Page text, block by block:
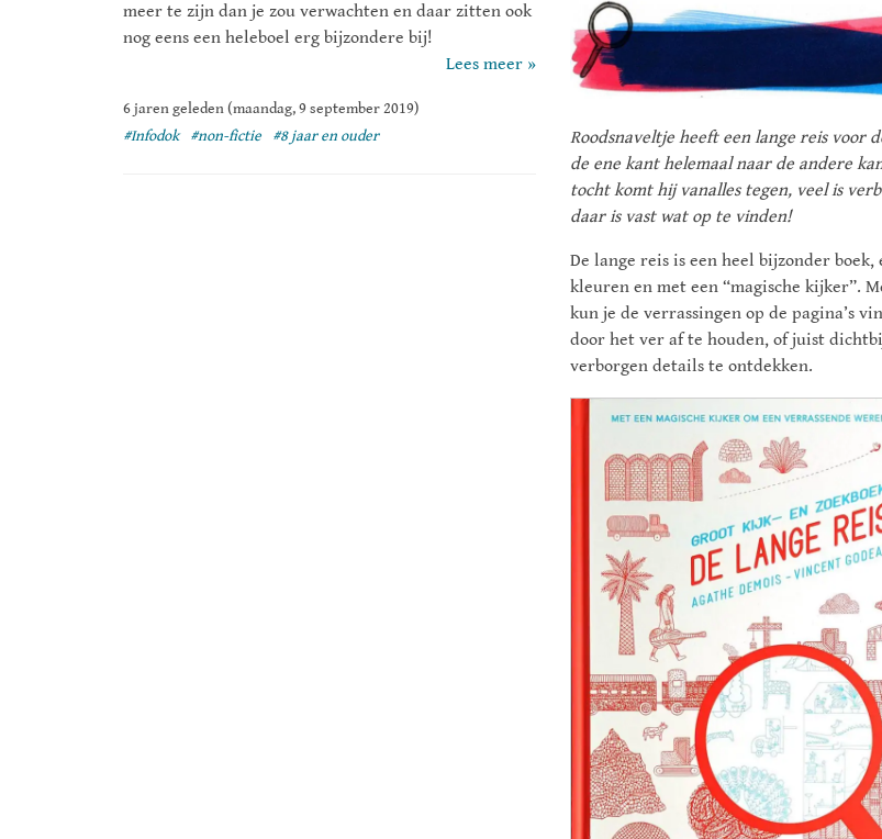
meer te zijn dan je zou verwachten en daar zitten ook
nog eens een heleboel erg bijzondere bij!
Lees meer »
6 jaren geleden (maandag, 9 september 2019)
#Infodok
#non-fictie #8 jaar en ouder
Roodsnaveltje heeft een lange reis voor
de ene kant helemaal naar de andere
tocht komt hij vanalles tegen, veel is
daar is vast wat op te vinden!
De lange reis is een heel bijzonder boek,
kleuren en met een “magische kijker”.
kun je de verrassingen op de pagina’s
door het ver af te houden, of juist
verborgen details te ontdekken.